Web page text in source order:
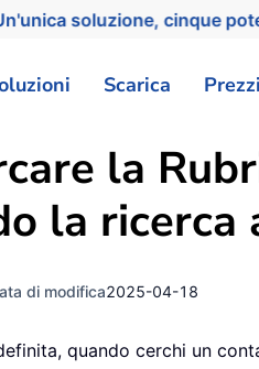
soluzione, cinque
Scarica Prezzi
la
la ricerca
di modifica2025-04-18
quando cerchi un